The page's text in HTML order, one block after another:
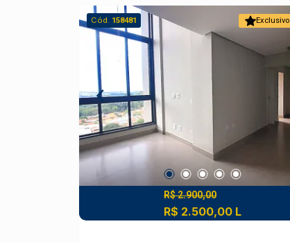
Exclusivo
Cód. 158481
R$ 2.900,00
R$ 2.500,00 L